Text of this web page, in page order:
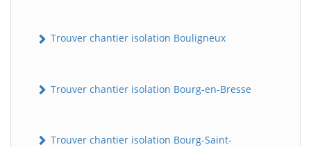
Trouver chantier isolation Bouligneux
Trouver chantier isolation Bourg-en-Bresse
Trouver chantier isolation Bourg-Saint-